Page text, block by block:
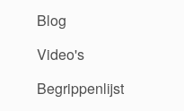
Blog
Video's
Begrippenlijst